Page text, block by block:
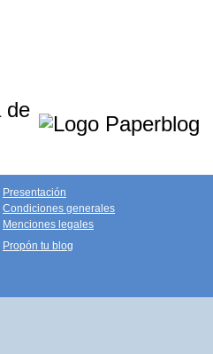
de
Presentación
Condiciones generales
Menciones legales
Propón tu blog